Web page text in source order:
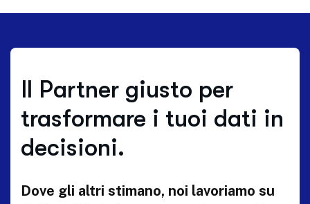
Il Partner giusto per
trasformare i tuoi dati in
decisioni.
Dove gli altri stimano, noi lavoriamo su